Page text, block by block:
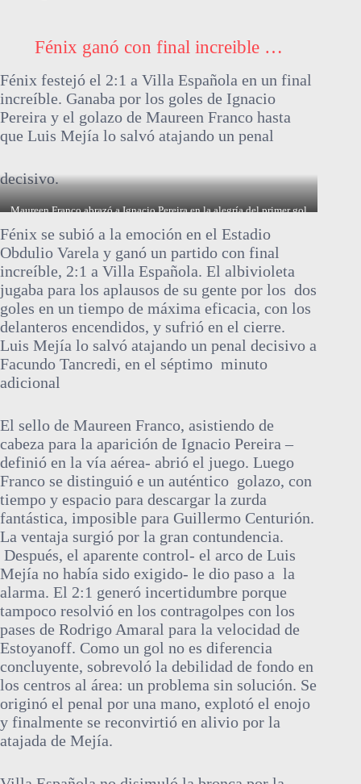
Fénix ganó con final increible …
Fénix festejó el 2:1 a Villa Española en un final
increíble. Ganaba por los goles de Ignacio
Pereira y el golazo de Maureen Franco hasta
que Luis Mejía lo salvó atajando un penal
decisivo.
Maureen Franco abrazó a Ignacio Pereira en la alegría del primer gol
Fénix se subió a la emoción en el Estadio
Obdulio Varela y ganó un partido con final
increíble, 2:1 a Villa Española. El albivioleta
jugaba para los aplausos de su gente por los dos
goles en un tiempo de máxima eficacia, con los
delanteros encendidos, y sufrió en el cierre.
Luis Mejía lo salvó atajando un penal decisivo a
Facundo Tancredi, en el séptimo minuto
adicional
El sello de Maureen Franco, asistiendo de
cabeza para la aparición de Ignacio Pereira –
definió en la vía aérea- abrió el juego. Luego
Franco se distinguió e un auténtico golazo, con
tiempo y espacio para descargar la zurda
fantástica, imposible para Guillermo Centurión.
La ventaja surgió por la gran contundencia.
Después, el aparente control- el arco de Luis
Mejía no había sido exigido- le dio paso a la
alarma. El 2:1 generó incertidumbre porque
tampoco resolvió en los contragolpes con los
pases de Rodrigo Amaral para la velocidad de
Estoyanoff. Como un gol no es diferencia
concluyente, sobrevoló la debilidad de fondo en
los centros al área: un problema sin solución. Se
originó el penal por una mano, explotó el enojo
y finalmente se reconvirtió en alivio por la
atajada de Mejía.